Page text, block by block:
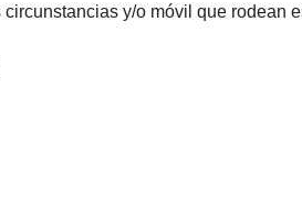
y/o móvil que rodean